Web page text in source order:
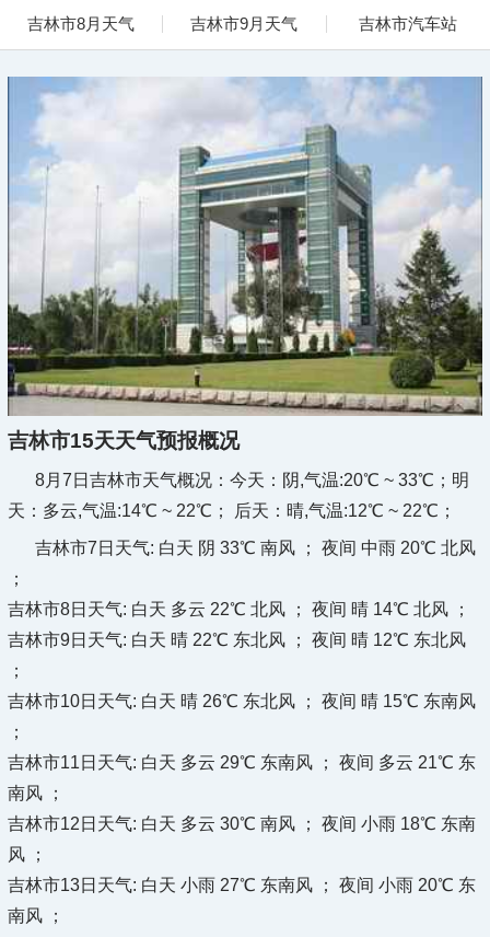
吉林市8月天气 吉林市9月天气 吉林市汽车站
吉林市15天天气预报概况
8月7日吉林市天气概况： 今天：阴,气温:20℃ ~ 33℃；明
天：多云,气温:14℃ ~ 22℃； 后天：晴,气温:12℃ ~ 22℃；
吉林市7日天气: 白天 阴 33℃ 南风 ； 夜间 中雨 20℃ 北风
；
吉林市8日天气: 白天 多云 22℃ 北风 ； 夜间 晴 14℃ 北风 ；
吉林市9日天气: 白天 晴 22℃ 东北风 ； 夜间 晴 12℃ 东北风
；
吉林市10日天气: 白天 晴 26℃ 东北风 ； 夜间 晴 15℃ 东南风
；
吉林市11日天气: 白天 多云 29℃ 东南风 ； 夜间 多云 21℃ 东
南风 ；
吉林市12日天气: 白天 多云 30℃ 南风 ； 夜间 小雨 18℃ 东南
风 ；
吉林市13日天气: 白天 小雨 27℃ 东南风 ； 夜间 小雨 20℃ 东
南风 ；